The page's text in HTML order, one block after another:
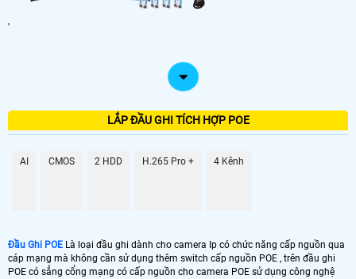
'
LẮP ĐẦU GHI TÍCH HỢP POE
AI CMOS 2 HDD H.265 Pro + 4 Kênh
Đầu Ghi POE Là loại đầu ghi dành cho camera Ip có chức năng cấp nguồn qua
cáp mạng mà không cần sử dụng thêm switch cấp nguồn POE , trên đầu ghi
POE có sẳng cổng mạng có cấp nguồn cho camera POE sử dụng công nghệ